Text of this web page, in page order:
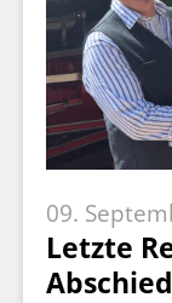
09.
Letzte